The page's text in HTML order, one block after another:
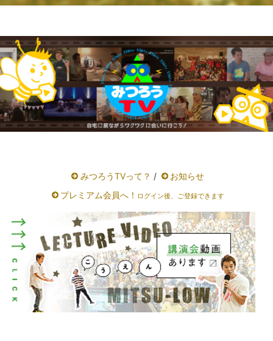
みつろうTVって？ /
お知らせ
プレミアム会員へ！ ログイン後、ご登録できます